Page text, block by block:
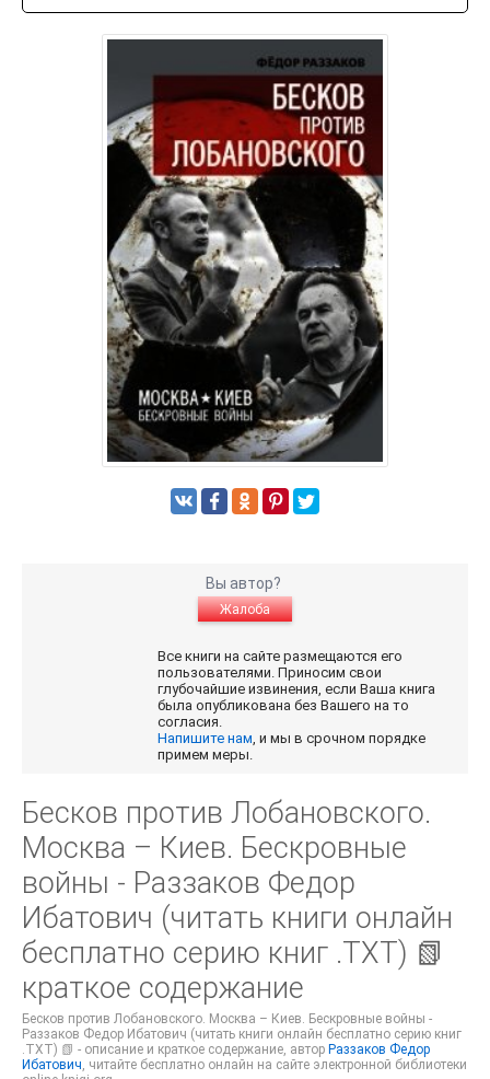
Вы автор?
Жалоба
Все книги на сайте размещаются его
пользователями. Приносим свои
глубочайшие извинения, если Ваша книга
была опубликована без Вашего на то
согласия.
Напишите нам , и мы в срочном порядке
примем меры.
Бесков против Лобановского.
Москва – Киев. Бескровные
войны - Раззаков Федор
Ибатович (читать книги онлайн
бесплатно серию книг .TXT) 📗
краткое содержание
Бесков против Лобановского. Москва – Киев. Бескровные войны -
Раззаков Федор Ибатович (читать книги онлайн бесплатно серию книг
.TXT) 📗 - описание и краткое содержание, автор Раззаков Федор
Ибатович , читайте бесплатно онлайн на сайте электронной библиотеки